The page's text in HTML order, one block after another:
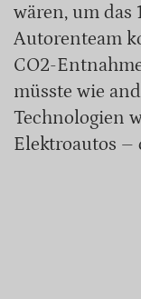
wären, um das
Autorenteam
CO2-
müsste wie
Technologien
Elektroautos –